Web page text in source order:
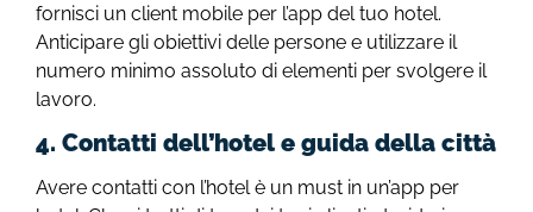
fornisci un client mobile per l’app del tuo hotel.
Anticipare gli obiettivi delle persone e utilizzare il
numero minimo assoluto di elementi per svolgere il
lavoro.
4. Contatti dell’hotel e guida della città
Avere contatti con l’hotel è un must in un’app per